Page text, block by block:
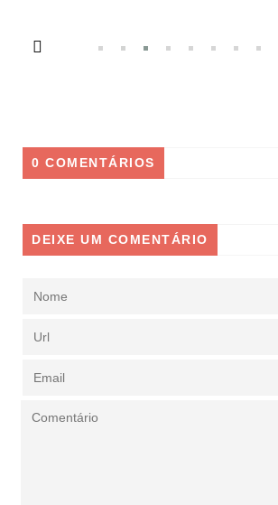
0 COMENTÁRIOS
DEIXE UM COMENTÁRIO